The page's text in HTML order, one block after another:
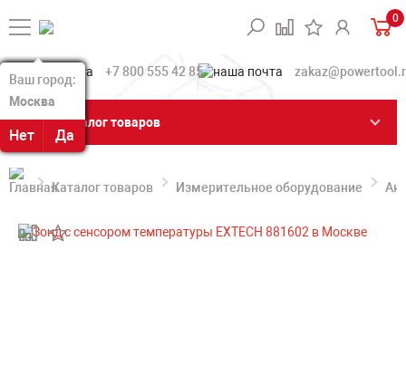
Ваш город:
Москва
Нет Да
Ваш город:
Москва
Нет Да
0
+7 800 555 42 85
Каталог товаров
Каталог товаров Измерительное оборудование